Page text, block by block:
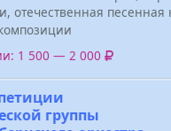
отечественная песенная
1 500 — 2 000
группы